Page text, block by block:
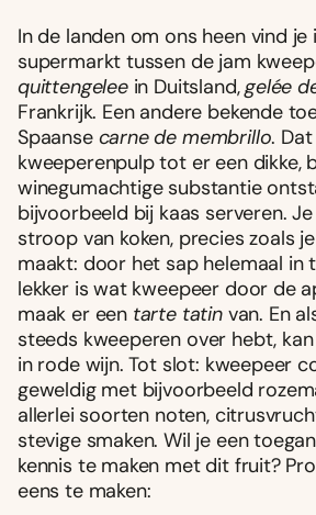
In de landen om ons heen vind je
supermarkt tussen de jam
quittengeleein Duitsland,gelée
Frankrijk. Een andere bekende
Spaanse carne de membrillo.
kweeperenpulp tot er een dikke,
winegumachtige substantie
bijvoorbeeld bij kaas serveren.
stroop van koken, precies zoals
maakt: door het sap helemaal in
lekker is wat kweepeer door de
maak er een tarte tatinvan. En
steeds kweeperen over hebt,
in rode wijn. Tot slot: kweepeer
geweldig met bijvoorbeeld
allerlei soorten noten,
stevige smaken. Wil je een
kennis te maken met dit fruit?
eens te maken: